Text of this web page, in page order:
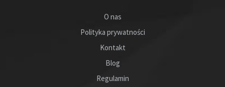
O nas
Polityka prywatności
Kontakt
Blog
Regulamin